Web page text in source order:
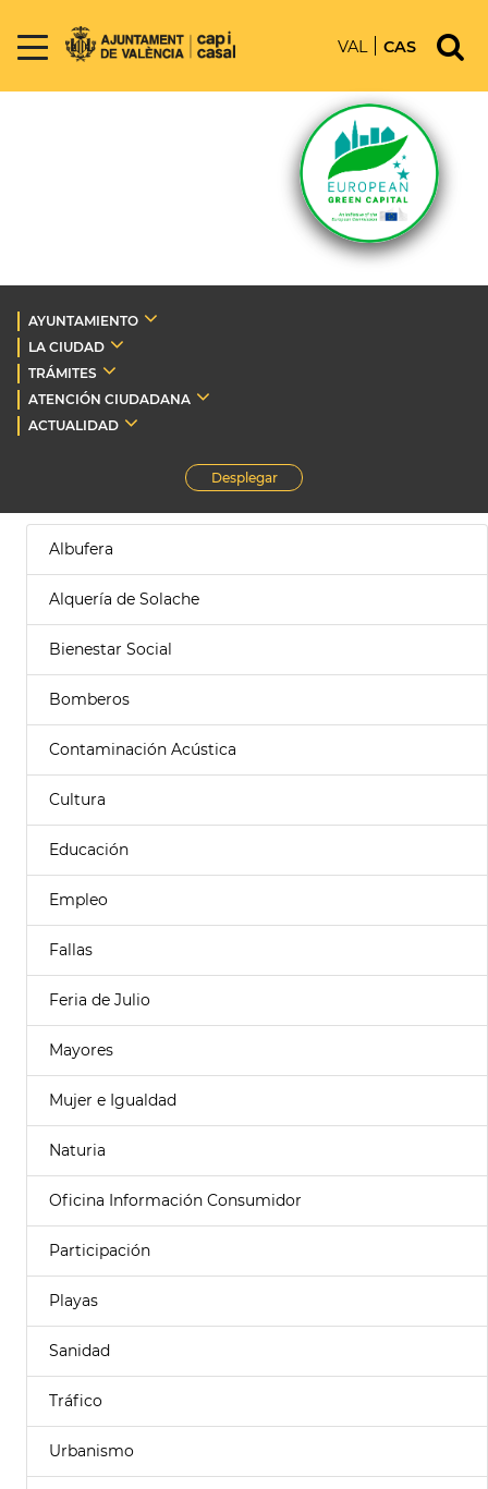
VAL CAS
AYUNTAMIENTO
LA CIUDAD
TRÁMITES
ATENCIÓN CIUDADANA
ACTUALIDAD
Desplegar
Albufera
Alquería de Solache
Bienestar Social
Bomberos
Contaminación Acústica
Cultura
Educación
Empleo
Fallas
Feria de Julio
Mayores
Mujer e Igualdad
Naturia
Oficina Información Consumidor
Participación
Playas
Sanidad
Tráfico
Urbanismo